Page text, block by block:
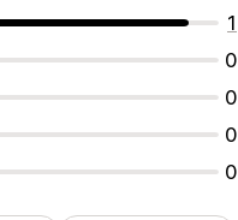
1
0
0
0
0